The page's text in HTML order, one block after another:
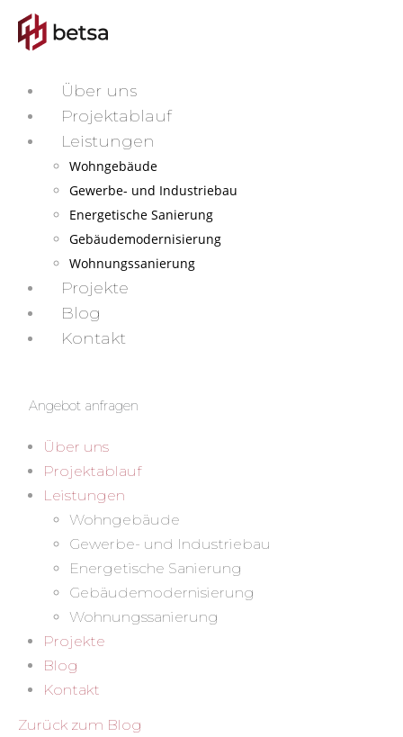
Über uns
Projektablauf
Leistungen
Wohngebäude
Gewerbe- und Industriebau
Energetische Sanierung
Gebäudemodernisierung
Wohnungssanierung
Projekte
Blog
Kontakt
Angebot anfragen
Über uns
Projektablauf
Leistungen
Wohngebäude
Gewerbe- und Industriebau
Energetische Sanierung
Gebäudemodernisierung
Wohnungssanierung
Projekte
Blog
Kontakt
Zurück zum Blog